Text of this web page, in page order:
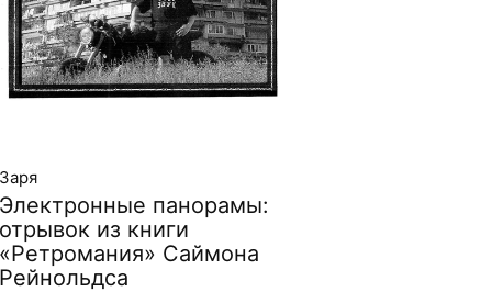
панорамы:
из книги
Саймона